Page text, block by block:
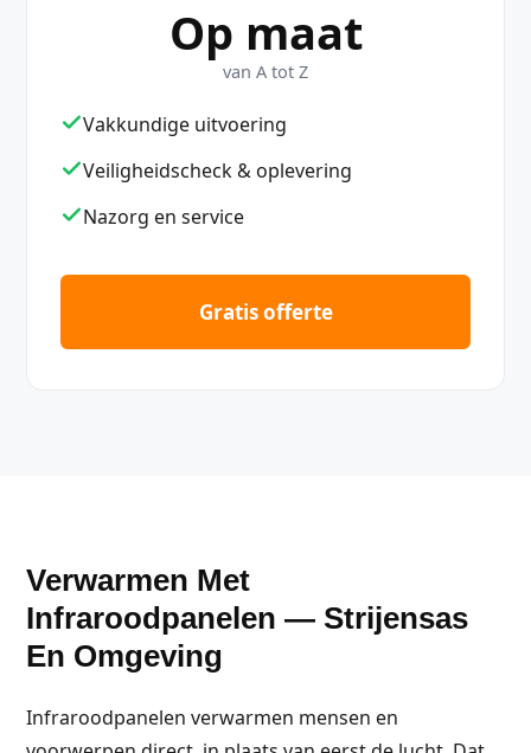
Op maat
van A tot Z
Vakkundige uitvoering
Veiligheidscheck & oplevering
Nazorg en service
Gratis offerte
Verwarmen Met
Infraroodpanelen — Strijensas
En Omgeving
Infraroodpanelen verwarmen mensen en